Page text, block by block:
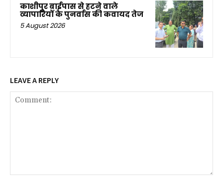
काशीपुर बाईपास से हटने वाले
व्यापारियों के पुनर्वास की कवायद तेज
5 August 2026
LEAVE A REPLY